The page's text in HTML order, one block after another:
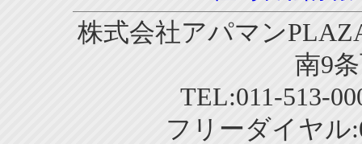
株式会社アパマン
南9
TEL:011-513-
フリーダイヤル